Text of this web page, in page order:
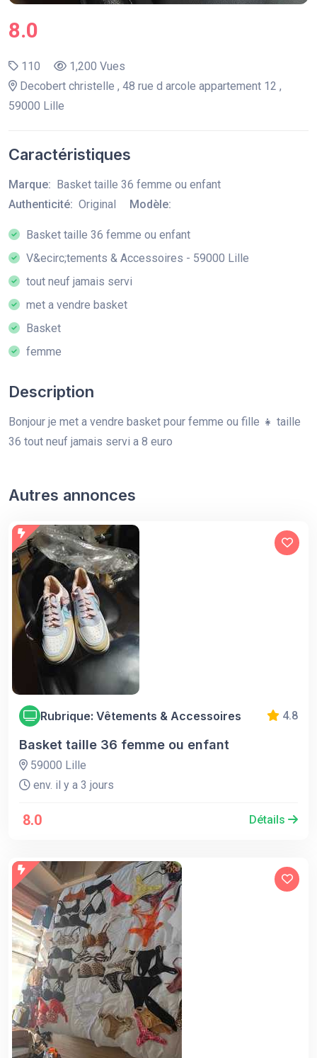
8.0
110
1,200 Vues
Decobert christelle , 48 rue d arcole appartement 12 ,
59000 Lille
Caractéristiques
Marque:
Basket taille 36 femme ou enfant
Authenticité: Original Modèle:
Basket taille 36 femme ou enfant
V&ecirc;tements & Accessoires - 59000 Lille
tout neuf jamais servi
met a vendre basket
Basket
femme
Description
Bonjour je met a vendre basket pour femme ou fille 👧 taille
36 tout neuf jamais servi a 8 euro
Autres annonces
Rubrique: Vêtements & Accessoires 4.8
Basket taille 36 femme ou enfant
59000 Lille
env. il y a 3 jours
8.0 Détails